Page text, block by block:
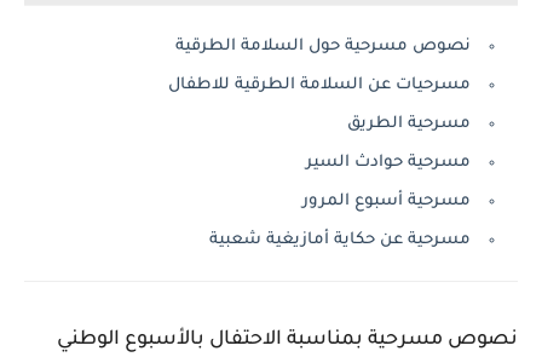
نصوص مسرحية حول السلامة الطرقية
مسرحيات عن السلامة الطرقية للاطفال
مسرحية الطريق
مسرحية حوادث السير
مسرحية أسبوع المرور
مسرحية عن حكاية أمازيغية شعبية
نصوص مسرحية بمناسبة الاحتفال بالأسبوع الوطني